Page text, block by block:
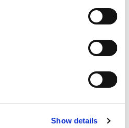
Show details